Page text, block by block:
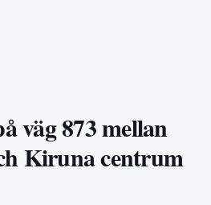
väg 873 mellan
Kiruna centrum